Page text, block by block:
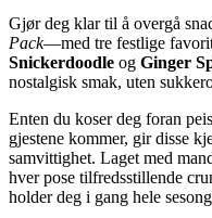
Gjør deg klar til å overgå
Pack—med tre festlige
Snickerdoodle og Ginger
nostalgisk smak, uten
Enten du koser deg foran
gjestene kommer, gir disse
samvittighet. Laget med
hver pose tilfredsstillende
holder deg i gang hele